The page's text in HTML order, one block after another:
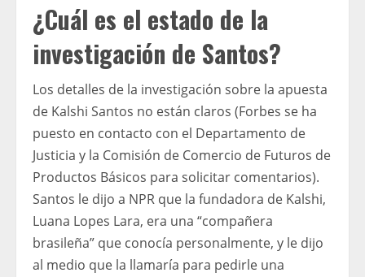
¿Cuál es el estado de la
investigación de Santos?
Los detalles de la investigación sobre la apuesta
de Kalshi Santos no están claros (Forbes se ha
puesto en contacto con el Departamento de
Justicia y la Comisión de Comercio de Futuros de
Productos Básicos para solicitar comentarios).
Santos le dijo a NPR que la fundadora de Kalshi,
Luana Lopes Lara, era una “compañera
brasileña” que conocía personalmente, y le dijo
al medio que la llamaría para pedirle una